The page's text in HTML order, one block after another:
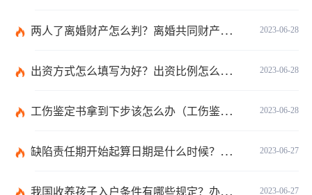
2023-06-28
两人了离婚财产怎么判？离婚共同财产有哪些？_焦点快报
2023-06-28
出资方式怎么填写为好？出资比例怎么填写？
2023-06-28
工伤鉴定书拿到下步该怎么办（工伤鉴定后要是对伤残等级结论不服怎么办）
2023-06-27
缺陷责任期开始起算日期是什么时候？缺陷责任终止证书签发的必要条件是什么？
2023-06-27
我国收养孩子入户条件有哪些规定？办理收养登记的事实收养情况有几种？